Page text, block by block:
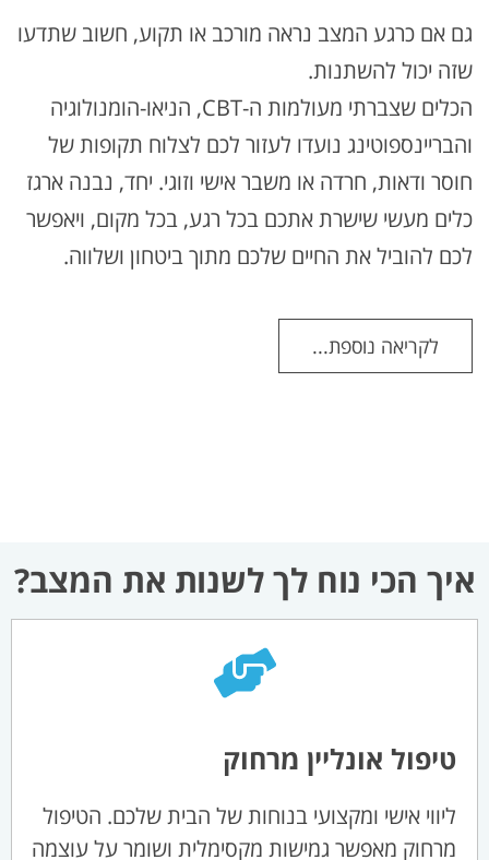
גם אם כרגע המצב נראה מורכב או תקוע, חשוב שתדעו
שזה יכול להשתנות.
הכלים שצברתי מעולמות ה-CBT, הניאו-הומנולוגיה
והבריינספוטינג נועדו לעזור לכם לצלוח תקופות של
חוסר ודאות, חרדה או משבר אישי וזוגי. יחד, נבנה ארגז
כלים מעשי שישרת אתכם בכל רגע, בכל מקום, ויאפשר
לכם להוביל את החיים שלכם מתוך ביטחון ושלווה.
לקריאה נוספת...
איך הכי נוח לך לשנות את המצב?
טיפול אונליין מרחוק
ליווי אישי ומקצועי בנוחות של הבית שלכם. הטיפול
מרחוק מאפשר גמישות מקסימלית ושומר על עוצמה